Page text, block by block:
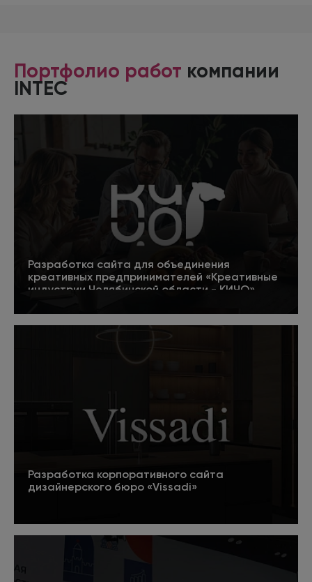
Портфолио работ компании
INTEC
Разработка сайта для объединения
креативных предпринимателей «Креативные
индустрии Челябинской области - КИЧО»
Подробнее 5
Разработка корпоративного сайта
дизайнерского бюро «Vissadi»
Подробнее